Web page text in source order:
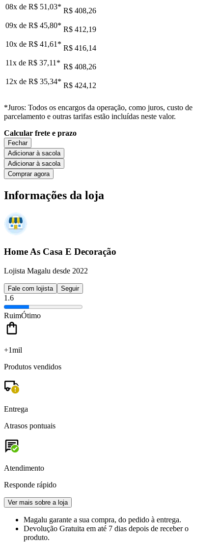
08x de R$ 51,03* R$ 408,26
09x de R$ 45,80* R$ 412,19
10x de R$ 41,61 * R$ 416,14
11x de R$ 37,11 * R$ 408,26
12x de R$ 35,34* R$ 424,12
*Juros: Todos os encargos da operação, como juros, custo de
parcelamento e outras tarifas estão incluídas neste valor.
Calcular frete e prazo
Fechar
Adicionar à sacola
Adicionar à sacola
Comprar agora
Informações da loja
Home As Casa E Decoração
Lojista Magalu desde 2022
Fale com lojista Seguir
1.6
RuimÓtimo
+1mil
Produtos vendidos
Entrega
Atrasos pontuais
Atendimento
Responde rápido
Ver mais sobre a loja
Magalu garante a sua compra, do pedido à entrega.
Devolução Gratuita em até 7 dias depois de receber o
produto.